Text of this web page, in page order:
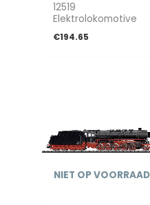
12519
Elektrolokomotive
€194.65
NIET OP VOORRAAD